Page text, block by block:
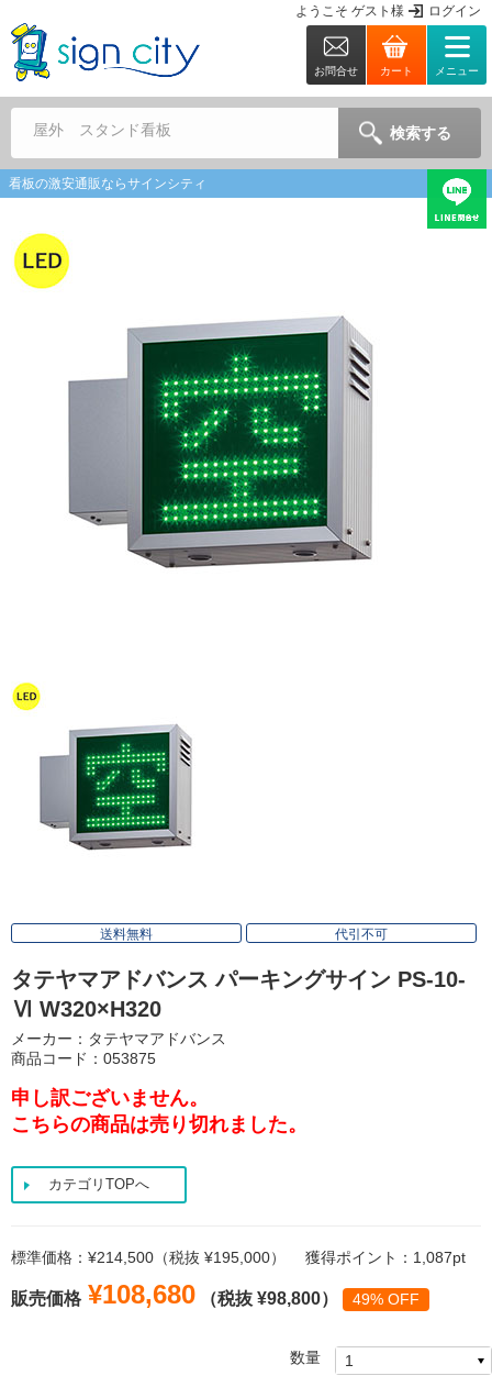
ようこそ ゲスト 様 ログイン
お問合せ カート メニュー
屋外 スタンド看板 検索する
看板の激安通販ならサインシティ
送料無料 代引不可
タテヤマアドバンス パーキングサイン PS-10-
Ⅵ W320×H320
メーカー：タテヤマアドバンス
商品コード：053875
申し訳ございません。
こちらの商品は売り切れました。
カテゴリTOPへ
標準価格：¥214,500（税抜 ¥195,000） 獲得ポイント：1,087pt
販売価格 ¥108,680 （税抜 ¥98,800） 49% OFF
数量